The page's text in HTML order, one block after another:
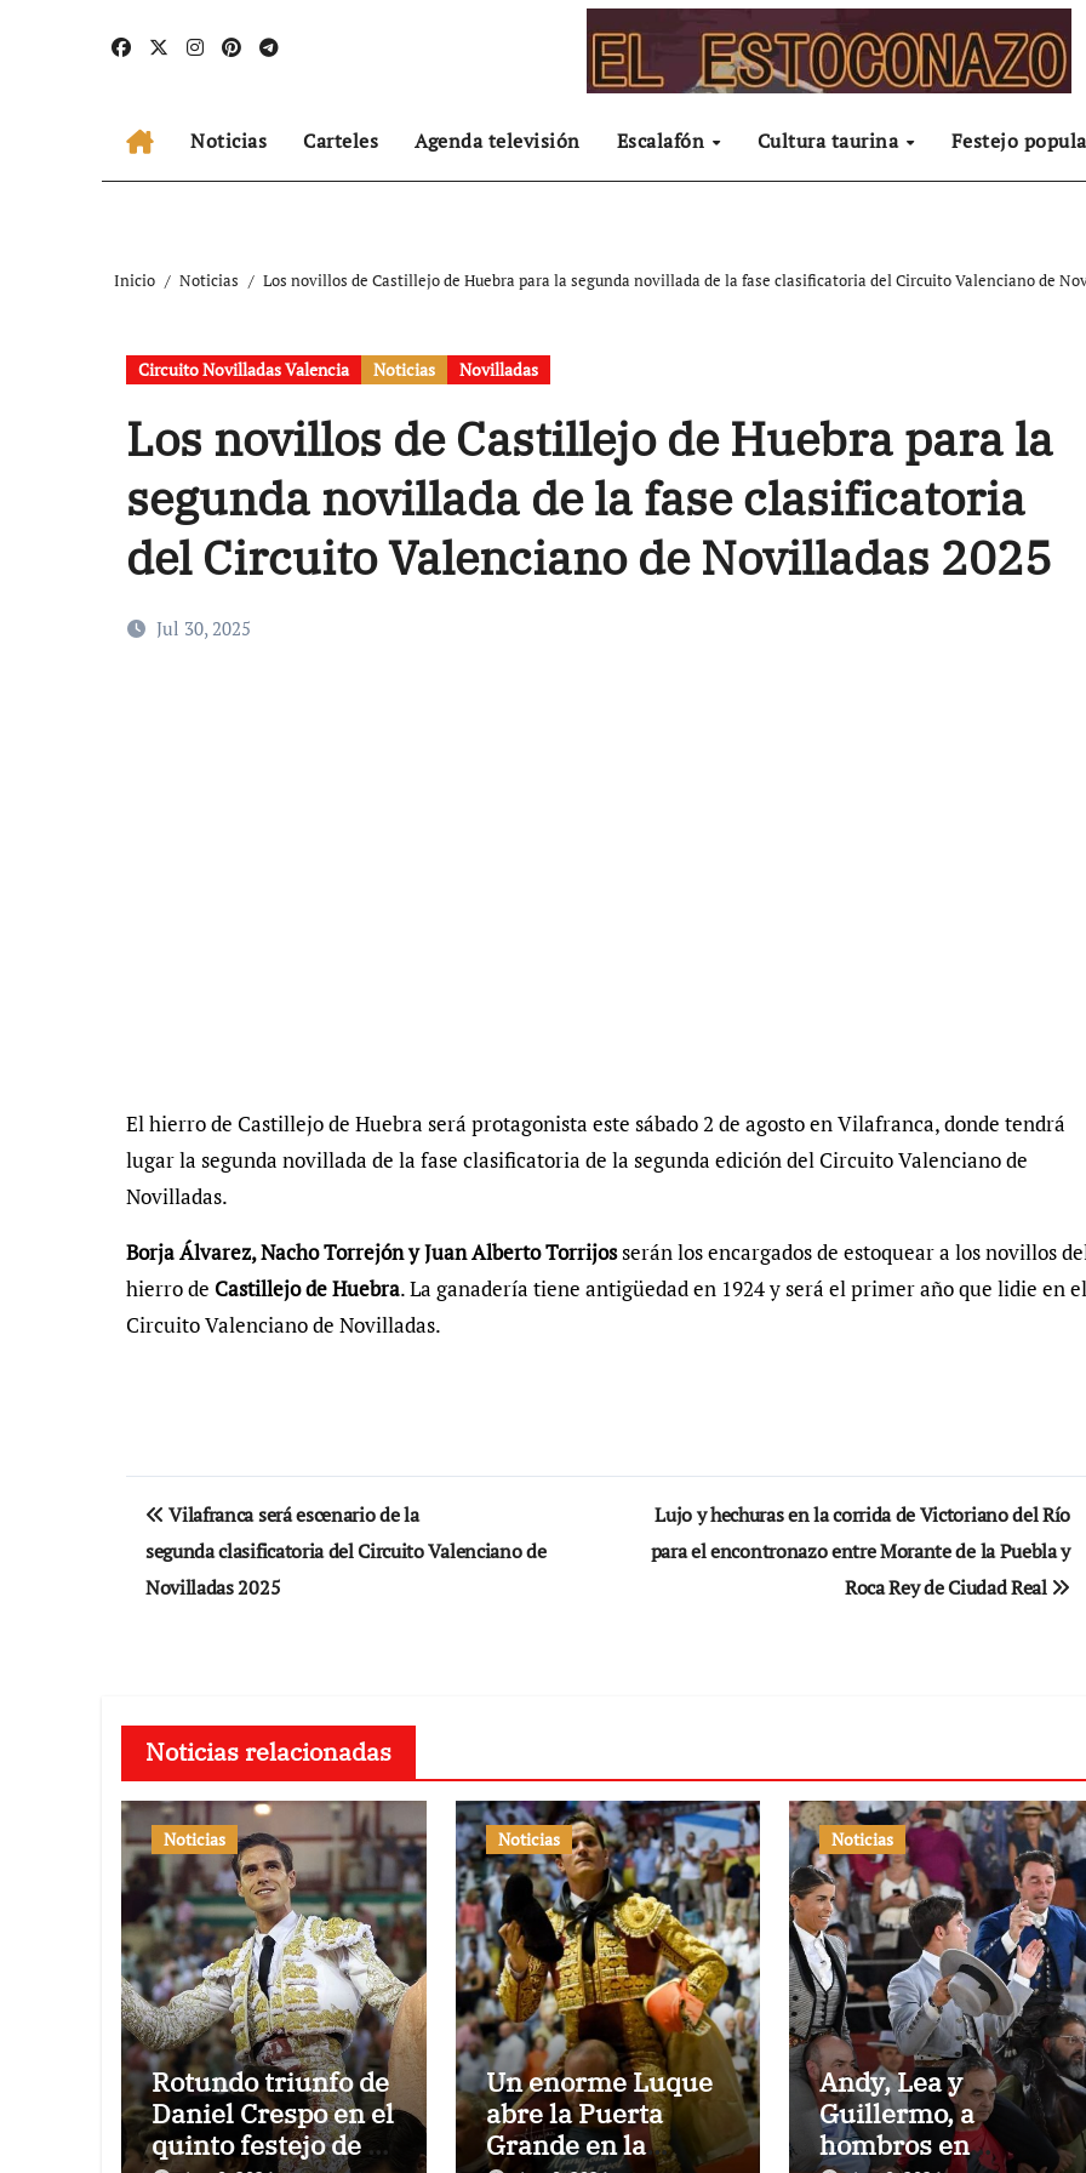
Noticias Carteles Agenda televisión Escalafón Cultura taurina Festejo
Inicio Noticias Los novillos de Castillejo de Huebra para la segunda novillada de la fase clasificatoria del Circuito Valenciano de
Circuito Novilladas Valencia Noticias Novilladas
Los novillos de Castillejo de Huebra para la
segunda novillada de la fase clasificatoria
del Circuito Valenciano de Novilladas 2025
Jul 30, 2025
El hierro de Castillejo de Huebra será protagonista este sábado 2 de agosto en Vilafranca, donde tendrá
lugar la segunda novillada de la fase clasificatoria de la segunda edición del Circuito Valenciano de
Novilladas.
Borja Álvarez, Nacho Torrejón y Juan Alberto Torrijosserán los encargados de estoquear a los novillos
hierro de Castillejo de Huebra. La ganadería tiene antigüedad en 1924 y será el primer año que lidie en el
Circuito Valenciano de Novilladas.
Navegación
de
entradas
Vilafranca será escenario de la
segunda clasificatoria del Circuito Valenciano de
Novilladas 2025
Lujo y hechuras en la corrida de Victoriano del Río
para el encontronazo entre Morante de la Puebla y
Roca Rey de Ciudad Real
Noticias relacionadas
Noticias
Rotundo triunfo de
Daniel Crespo en el
quinto festejo de la
Noticias
Un enorme Luque
abre la Puerta
Grande en la
Noticias
Andy, Lea y
Guillermo, a
hombros en